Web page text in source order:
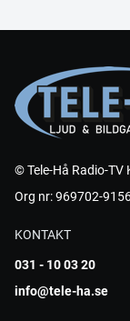
© Tele-Hå Radio-TV
Org nr: 969702-
KONTAKT
031 - 10 03 20
info@tele-ha.se